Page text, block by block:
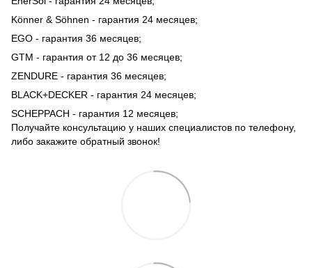
Könner & Söhnen - гарантия 24 месяцев;
EGO - гарантия 36 месяцев;
GTM - гарантия от 12 до 36 месяцев;
ZENDURE - гарантия 36 месяцев;
BLACK+DECKER - гарантия 24 месяцев;
SCHEPPACH - гарантия 12 месяцев;
Получайте консультацию у наших специалистов по телефону,
либо закажите обратный звонок!